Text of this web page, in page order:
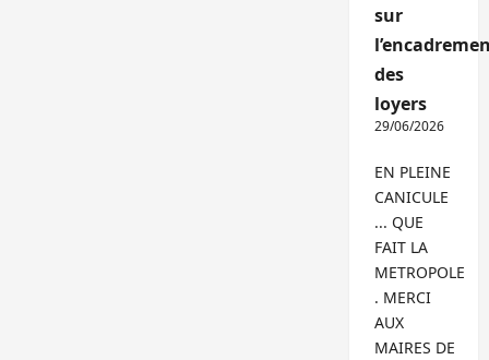
sur
des
loyers
29/06/2026
EN PLEINE
CANICULE
... QUE
FAIT LA
METROPOLE
. MERCI
AUX
MAIRES DE